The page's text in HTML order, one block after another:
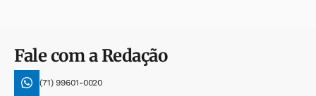
Fale com a Redação
(71) 99601-0020